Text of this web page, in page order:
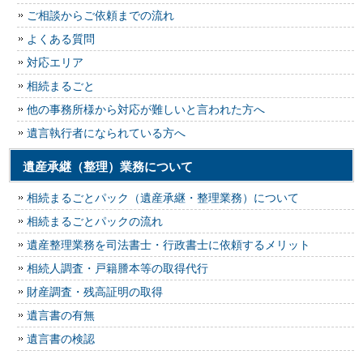
ご相談からご依頼までの流れ
よくある質問
対応エリア
相続まるごと
他の事務所様から対応が難しいと言われた方へ
遺言執行者になられている方へ
遺産承継（整理）業務について
相続まるごとパック（遺産承継・整理業務）について
相続まるごとパックの流れ
遺産整理業務を司法書士・行政書士に依頼するメリット
相続人調査・戸籍謄本等の取得代行
財産調査・残高証明の取得
遺言書の有無
遺言書の検認